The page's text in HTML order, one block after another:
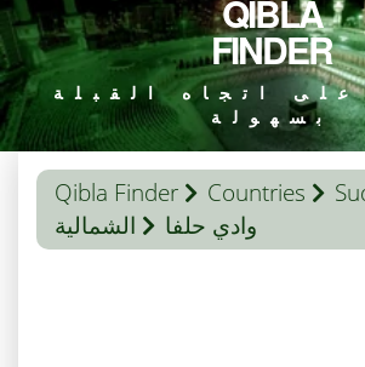
QIBLA
FINDER
اتجاه القبلة
بسهولة
Qibla Finder Countries
الشمالية
وادي حلفا